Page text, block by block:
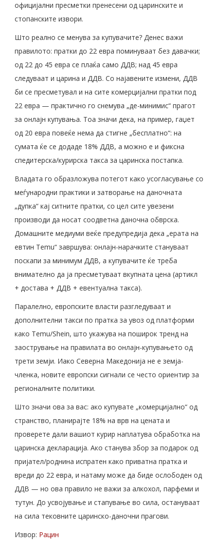
официјални пресметки пренесени од царинските и
стопанските извори.
Што реално се менува за купувачите? Денес важи
правилото: пратки до 22 евра поминуваат без давачки;
од 22 до 45 евра се плаќа само ДДВ; над 45 евра
следуваат и царина и ДДВ. Со најавените измени, ДДВ
би се пресметувал и на сите комерцијални пратки под
22 евра — практично го снемува „де-минимис“ прагот
за онлајн купувања. Тоа значи дека, на пример, гаџет
од 20 евра повеќе нема да стигне „бесплатно“: на
сумата ќе се додаде 18% ДДВ, а можно е и фиксна
спедитерска/курирска такса за царинска постапка.
Владата го образложува потегот како усогласување со
меѓународни практики и затворање на даночната
„дупка“ кај ситните пратки, со цел сите увезени
производи да носат соодветна даночна обврска.
Домашните медиуми веќе предупредија дека „ерата на
евтин Temu“ завршува: онлајн-нарачките стануваат
поскапи за минимум ДДВ, а купувачите ќе треба
внимателно да ја пресметуваат вкупната цена (артикл
+ достава + ДДВ + евентуална такса).
Паралелно, европските власти разгледуваат и
дополнителни такси по пратка за увоз од платформи
како Temu/Shein, што укажува на поширок тренд на
заострување на правилата во онлајн-купувањето од
трети земји. Иако Северна Македонија не е земја-
членка, новите европски сигнали се често ориентир за
регионалните политики.
Што значи ова за вас: ако купувате „комерцијално“ од
странство, планирајте 18% на врв на цената и
проверете дали вашиот курир наплатува обработка на
царинска декларација. Ако станува збор за подарок од
пријател/роднина испратен како приватна пратка и
вреди до 22 евра, и натаму може да биде ослободен од
ДДВ — но ова правило не важи за алкохол, парфеми и
тутун. До усвојување и стапување во сила, остануваат
на сила тековните царинско-даночни прагови.
Извор: Рацин